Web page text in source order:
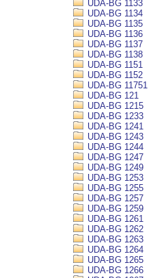
UDA-BG 1133
UDA-BG 1134
UDA-BG 1135
UDA-BG 1136
UDA-BG 1137
UDA-BG 1138
UDA-BG 1151
UDA-BG 1152
UDA-BG 11751
UDA-BG 121
UDA-BG 1215
UDA-BG 1233
UDA-BG 1241
UDA-BG 1243
UDA-BG 1244
UDA-BG 1247
UDA-BG 1249
UDA-BG 1253
UDA-BG 1255
UDA-BG 1257
UDA-BG 1259
UDA-BG 1261
UDA-BG 1262
UDA-BG 1263
UDA-BG 1264
UDA-BG 1265
UDA-BG 1266